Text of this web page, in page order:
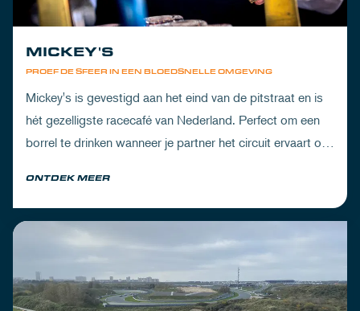
PROEF DE SFEER IN EEN BLOEDSNELLE OMGEVING
MICKEY'S
Mickey's is gevestigd aan het eind van de pitstraat en is
hét gezelligste racecafé van Nederland. Perfect om een
borrel te drinken wanneer je partner het circuit ervaart of
ONTDEK MEER